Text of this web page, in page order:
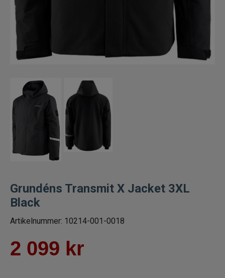
Flugbindning
Flugfiske
Kläder
Jackor+byxor
Kepsar
Mössor
Grundéns Transmit X Jacket 3XL
Black
Artikelnummer: 10214-001-0018
2 099 kr